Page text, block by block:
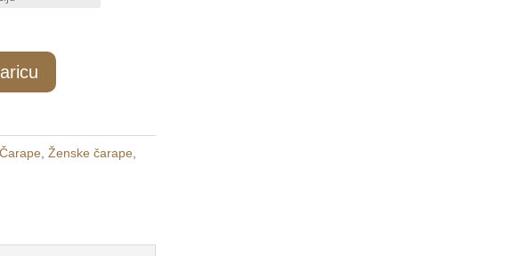
Čarape ,Ženske čarape